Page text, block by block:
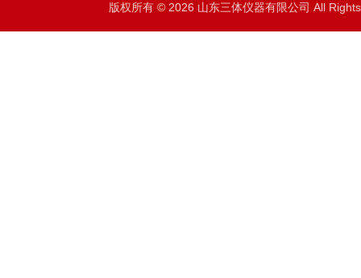
版权所有 © 2026 山东三体仪器有限公司 All